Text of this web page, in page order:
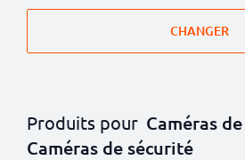
CHANGER
Produits pour Caméras
Caméras de sécurité